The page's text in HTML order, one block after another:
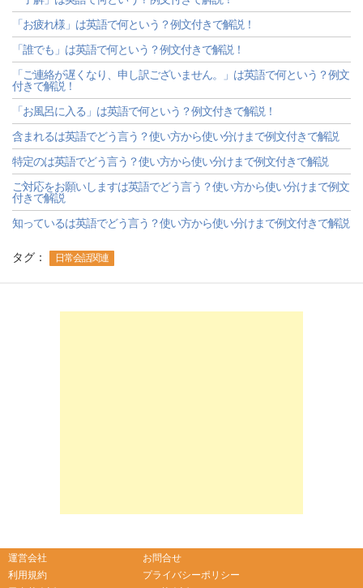
「お疲れ様」は英語で何という？例文付きで解説！
「誰でも」は英語で何という？例文付きで解説！
「ご連絡が遅くなり、申し訳ございません。」は英語で何という？例文
付きで解説！
「お風呂に入る」は英語で何という？例文付きで解説！
含まれるは英語でどう言う？使い方から使い分けまで例文付きで解説
特定のは英語でどう言う？使い方から使い分けまで例文付きで解説
ご対応をお願いしますは英語でどう言う？使い方から使い分けまで例文
付きで解説
知っているは英語でどう言う？使い方から使い分けまで例文付きで解説
タグ： 日常会話関連
運営会社
お問合せ
利用規約
プライバシーポリシー